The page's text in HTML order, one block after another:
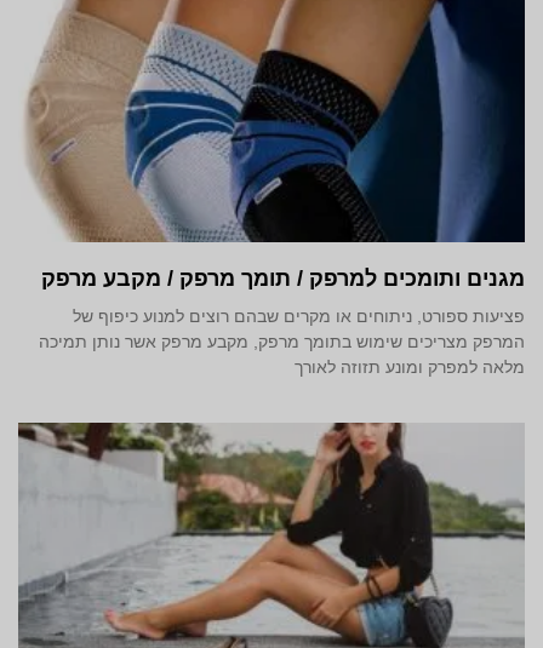
מגנים ותומכים למרפק / תומך מרפק / מקבע מרפק
פציעות ספורט, ניתוחים או מקרים שבהם רוצים למנוע כיפוף של
המרפק מצריכים שימוש בתומך מרפק, מקבע מרפק אשר נותן תמיכה
מלאה למפרק ומונע תזוזה לאורך